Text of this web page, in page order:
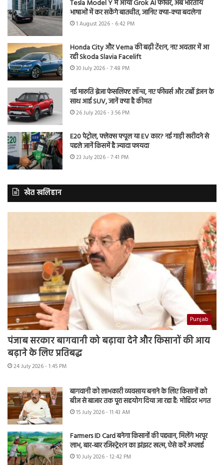
Tesla Model Y में आया Grok AI फीचर, अब भारतीय
भाषाओं में कर सकेंगे बातचीत, जानिए क्या-क्या बदलेगा
1 August 2026 - 6:42 PM
Honda City और Verna की बढ़ी टेंशन, नए अवतार में आ
रही Skoda Slavia Facelift
30 July 2026 - 7:48 PM
नई मारुति ब्रेजा फेसलिफ्ट लॉन्च, नए फीचर्स और टर्बो इंजन के
साथ आई SUV, जानें क्या है कीमत
26 July 2026 - 3:56 PM
E20 पेट्रोल, फ्लेक्स फ्यूल या EV कार? नई गाड़ी खरीदने से
पहले जानें किसमें है ज्यादा फायदा
23 July 2026 - 7:41 PM
खेत खलिहान
Punjab
पंजाब सरकार बागवानी को बढ़ावा देने और किसानों की आय
बढ़ाने के लिए प्रतिबद्ध
24 July 2026 - 1:45 PM
बागवानी को लाभकारी व्यवसाय बनाने के लिए किसानों को
बीज से बाजार तक पूरा सहयोग दिया जा रहा है: मोहिंदर भगत
15 July 2026 - 11:43 AM
Farmers ID Card बनेगा किसानों की पहचान, मिलेंगे भरपूर
लाभ, बार-बार रजिस्ट्रेशन का झंझट खत्म, ऐसे करें अप्लाई
10 July 2026 - 12:42 PM